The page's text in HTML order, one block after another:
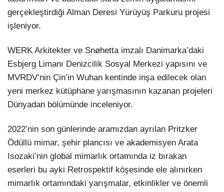
gerçekleştirdiği Alman Deresi Yürüyüş Parkuru projesi
işleniyor.
WERK Arkitekter ve Snøhetta imzalı Danimarka’daki
Esbjerg Limanı Denizcilik Sosyal Merkezi yapısını ve
MVRDV’nin Çin’in Wuhan kentinde inşa edilecek olan
yeni merkez kütüphane yarışmasının kazanan projeleri
Dünyadan bölümünde inceleniyor.
2022’nin son günlerinde aramızdan ayrılan Pritzker
Ödüllü mimar, şehir plancısı ve akademisyen Arata
Isozaki’nin global mimarlık ortamında iz bırakan
eserleri bu ayki Retrospektif köşesinde ele alınırken
mimarlık ortamındaki yarışmalar, etkinlikler ve önemli